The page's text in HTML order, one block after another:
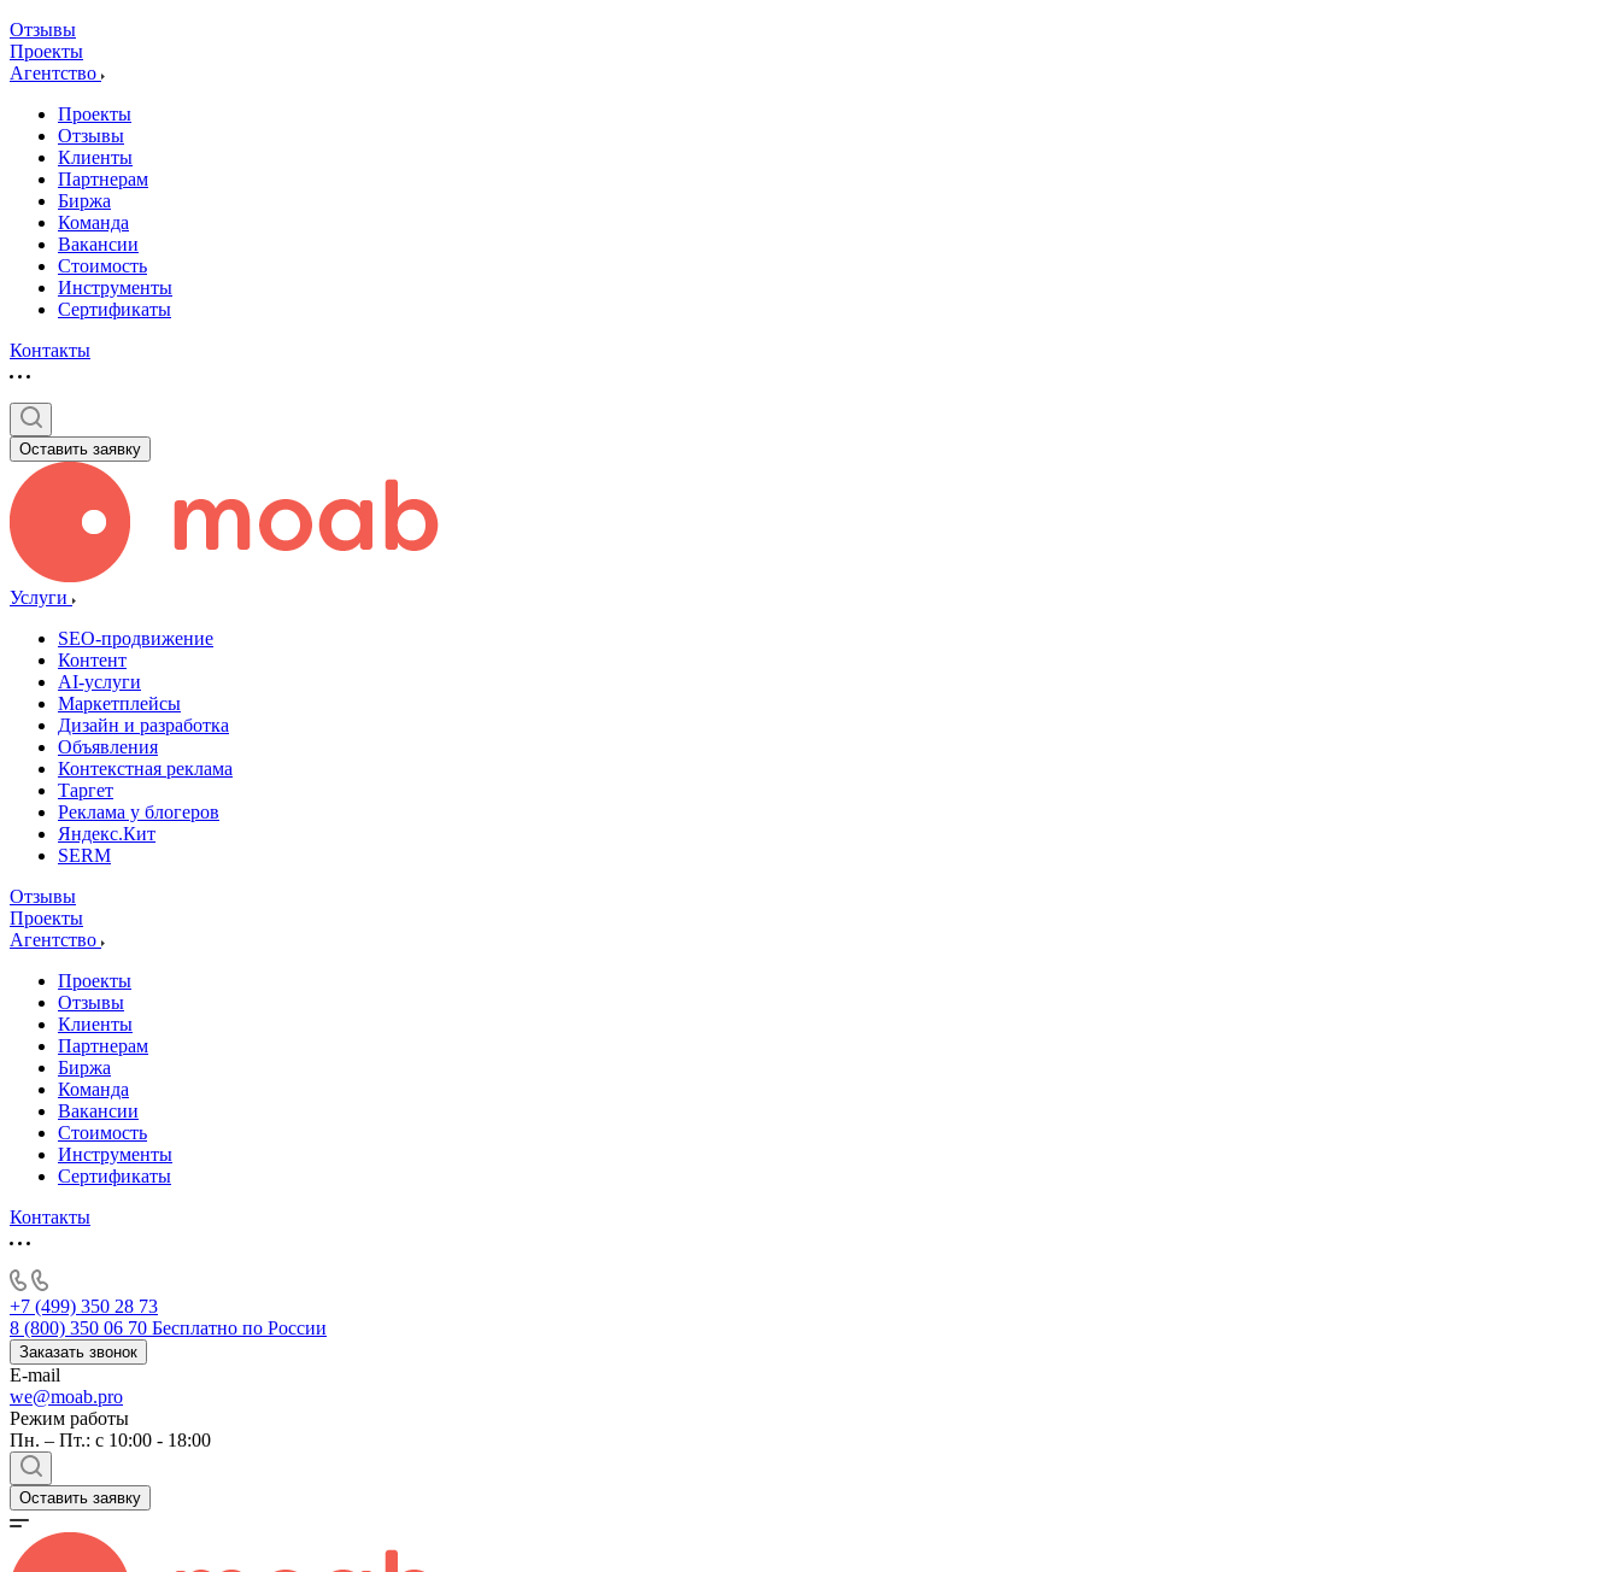
Отзывы
Проекты
Агентство
Проекты
Отзывы
Клиенты
Партнерам
Биржа
Команда
Вакансии
Стоимость
Инструменты
Сертификаты
Контакты
Оставить заявку
Услуги
SEO-продвижение
Контент
AI-услуги
Маркетплейсы
Дизайн и разработка
Объявления
Контекстная реклама
Таргет
Реклама у блогеров
Яндекс.Кит
SERM
Отзывы
Проекты
Агентство
Проекты
Отзывы
Клиенты
Партнерам
Биржа
Команда
Вакансии
Стоимость
Инструменты
Сертификаты
Контакты
+7 (499) 350 28 73
8 (800) 350 06 70 Бесплатно по России
Заказать звонок
E-mail
we@moab.pro
Режим работы
Пн. – Пт.: с 10:00 - 18:00
Оставить заявку